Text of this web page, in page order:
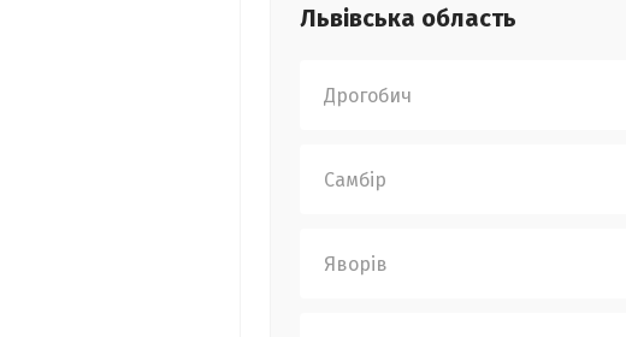
Львівська область
Дрогобич
Самбір
Яворів